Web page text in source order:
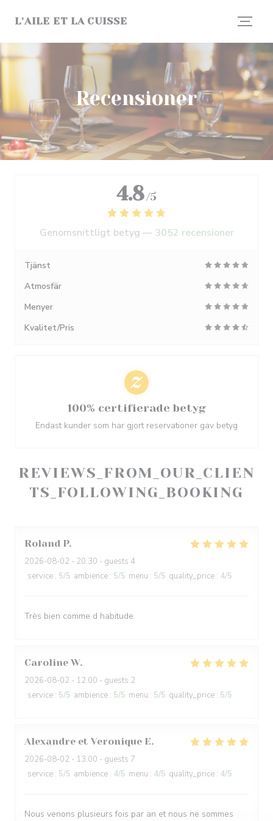
L'AILE ET LA CUISSE
Recensioner
REVIEWS_FROM_OUR_CLIEN
TS_FOLLOWING_BOOKING
Roland P
2026-08-02 - 20:30 - guests 4
service : 5/5 ambience : 5/5 menu : 5/5 quality_price : 4/5
Très bien comme d habitude
Caroline W
2026-08-02 - 12:00 - guests 2
service : 5/5 ambience : 5/5 menu : 5/5 quality_price : 5/5
Alexandre et Veronique E
2026-08-02 - 13:00 - guests 7
service : 5/5 ambience : 4/5 menu : 4/5 quality_price : 4/5
Nous venons plusieurs fois par an et nous ne sommes
4.8 /5
Genomsnittligt betyg — 3052 recensioner
Tjänst
Atmosfär
Menyer
Kvalitet/Pris
100% certifierade betyg
Endast kunder som har gjort reservationer gav betyg